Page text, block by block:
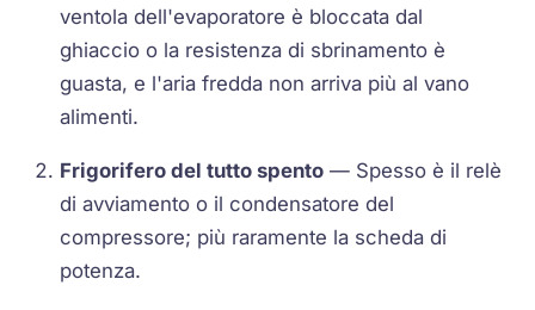
ventola dell'evaporatore è bloccata dal
ghiaccio o la resistenza di sbrinamento è
guasta, e l'aria fredda non arriva più al vano
alimenti.
Frigorifero del tutto spento — Spesso è il relè
di avviamento o il condensatore del
compressore; più raramente la scheda di
potenza.